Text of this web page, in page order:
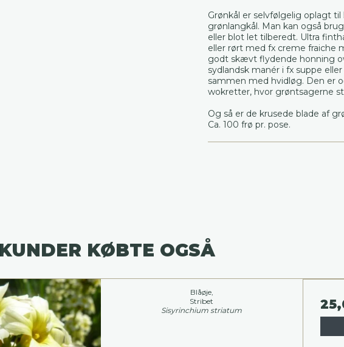
Grønkål er selvfølgelig oplagt
grønlangkål. Man kan også
eller blot let tilberedt. Ultra
eller rørt med fx creme fraiche
godt skævt flydende honning
sydlandsk manér i fx suppe
sammen med hvidløg. Den er
wokretter, hvor grøntsagerne
Og så er de krusede blade af
Ca. 100 frø pr. pose.
KØBTE OGSÅ
Blåøje,
Stribet
Sisyrinchium striatum